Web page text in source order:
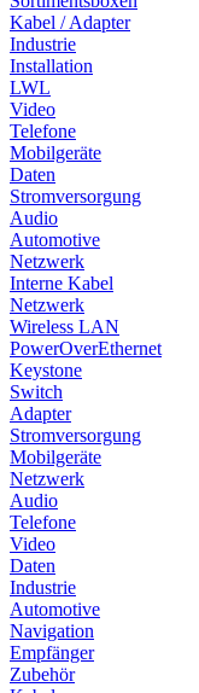
Kabel / Adapter
Industrie
Installation
LWL
Video
Telefone
Mobilgeräte
Daten
Stromversorgung
Audio
Automotive
Netzwerk
Interne Kabel
Netzwerk
Wireless LAN
PowerOverEthernet
Keystone
Switch
Adapter
Stromversorgung
Mobilgeräte
Netzwerk
Audio
Telefone
Video
Daten
Industrie
Automotive
Navigation
Empfänger
Zubehör